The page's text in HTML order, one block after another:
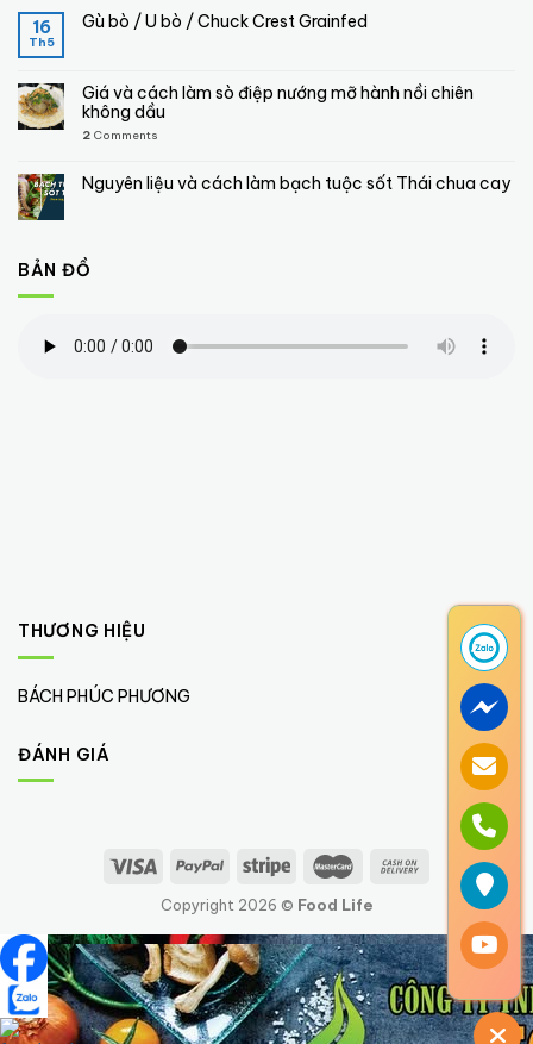
16
Th5
Gù bò / U bò / Chuck Crest Grainfed
Giá và cách làm sò điệp nướng mỡ hành nồi chiên
không dầu
2 Comments
Nguyên liệu và cách làm bạch tuộc sốt Thái chua cay
BẢN ĐỒ
THƯƠNG HIỆU
BÁCH PHÚC PHƯƠNG (1)
ĐÁNH GIÁ
Copyright 2026 © Food Life